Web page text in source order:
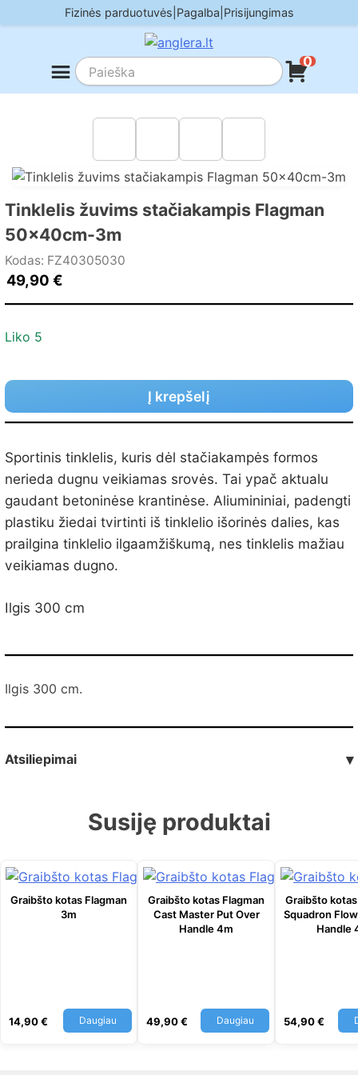
to
Fizinės parduotuvės Pagalba Prisijungimas
0
Tinklelis žuvims stačiakampis Flagman
50x40cm-3m
Kodas: FZ40305030
49,90 €
Liko 5
Į krepšelį
Sportinis tinklelis, kuris dėl stačiakampės formos
nerieda dugnu veikiamas srovės. Tai ypač aktualu
gaudant betoninėse krantinėse. Aliumininiai, padengti
plastiku žiedai tvirtinti iš tinklelio išorinės dalies, kas
prailgina tinklelio ilgaamžiškumą, nes tinklelis mažiau
veikiamas dugno.
Ilgis 300 cm
Ilgis 300 cm.
Atsiliepimai ▾
Susiję produktai
Graibšto kotas Flagman
3m
14,90€ Daugiau
Graibšto kotas Flagman
Cast Master Put Over
Handle 4m
49,90€ Daugiau
Graibšto
Squadron
Handle
54,90€